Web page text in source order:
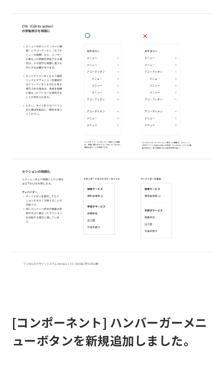
[コンポーネント] ハンバーガーメニ
ューボタンを新規追加しました。